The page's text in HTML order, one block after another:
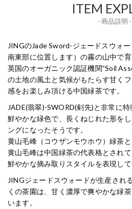
ITEM
- 商品説明 -
JINGのJade Sword-ジェードスウォ
南東部に位置します）の霧の山中で育
英国のオーガニック認証機関”Soil
の土地の風土と気候がもたらす甘く
感をお楽しみ頂ける中国緑茶です。
JADE(翡翠)-SWORD(剣先)と非常に
鮮やかな緑色で、長くねじれた形を
ングになったそうです。
黄山毛峰（コウザンモウホウ）緑茶と
黄山毛峰は中国緑茶の代表格とされ
鮮やかな摘み取りスタイルを表現して
JINGジェードスウォードが生産され
くの茶園は、甘く濃厚で爽やかな緑
います。